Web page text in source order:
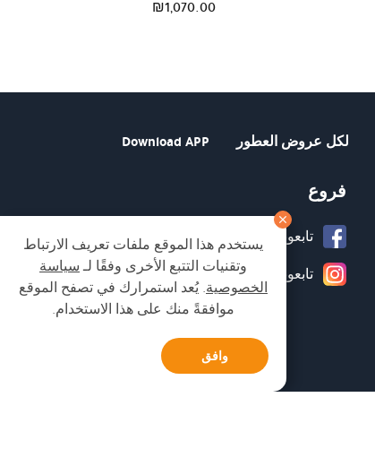
₪1,070.00
لكل عروض العطور Download APP
فروع
تابعونا على صفحة الفيسبوك
تابعونا على انستغرام
يستخدم هذا الموقع ملفات تعريف الارتباط
وتقنيات التتبع الأخرى وفقًا لـسياسة
الخصوصية. يُعد استمرارك في تصفح الموقع
موافقةً منك على هذا الاستخدام.
وافق